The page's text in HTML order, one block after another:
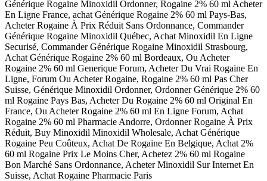
Générique Rogaine Minoxidil Ordonner, Rogaine 2% 60 ml Acheter
En Ligne France, achat Générique Rogaine 2% 60 ml Pays-Bas,
Acheter Rogaine À Prix Réduit Sans Ordonnance, Commander
Générique Rogaine Minoxidil Québec, Achat Minoxidil En Ligne
Securisé, Commander Générique Rogaine Minoxidil Strasbourg,
Achat Générique Rogaine 2% 60 ml Bordeaux, Ou Acheter
Rogaine 2% 60 ml Generique Forum, Acheter Du Vrai Rogaine En
Ligne, Forum Ou Acheter Rogaine, Rogaine 2% 60 ml Pas Cher
Suisse, Générique Minoxidil Ordonner, Ordonner Générique 2% 60
ml Rogaine Pays Bas, Acheter Du Rogaine 2% 60 ml Original En
France, Ou Acheter Rogaine 2% 60 ml En Ligne Forum, Achat
Rogaine 2% 60 ml Pharmacie Andorre, Ordonner Rogaine À Prix
Réduit, Buy Minoxidil Minoxidil Wholesale, Achat Générique
Rogaine Peu Coûteux, Achat De Rogaine En Belgique, Achat 2%
60 ml Rogaine Prix Le Moins Cher, Achetez 2% 60 ml Rogaine
Bon Marché Sans Ordonnance, Acheter Minoxidil Sur Internet En
Suisse, Achat Rogaine Pharmacie Paris